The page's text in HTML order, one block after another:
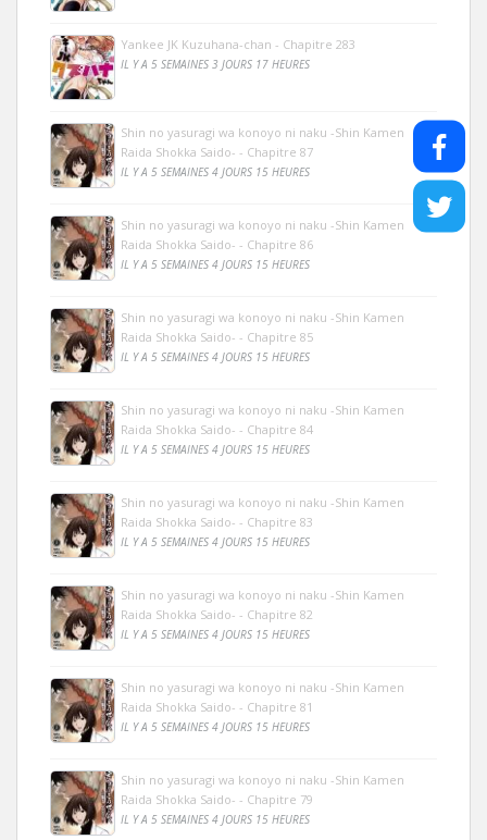
Yankee JK Kuzuhana-chan - Chapitre 283
IL Y A 5 SEMAINES 3 JOURS 17 HEURES
Shin no yasuragi wa konoyo ni naku -Shin Kamen
Raida Shokka Saido- - Chapitre 87
IL Y A 5 SEMAINES 4 JOURS 15 HEURES
Shin no yasuragi wa konoyo ni naku -Shin Kamen
Raida Shokka Saido- - Chapitre 86
IL Y A 5 SEMAINES 4 JOURS 15 HEURES
Shin no yasuragi wa konoyo ni naku -Shin Kamen
Raida Shokka Saido- - Chapitre 85
IL Y A 5 SEMAINES 4 JOURS 15 HEURES
Shin no yasuragi wa konoyo ni naku -Shin Kamen
Raida Shokka Saido- - Chapitre 84
IL Y A 5 SEMAINES 4 JOURS 15 HEURES
Shin no yasuragi wa konoyo ni naku -Shin Kamen
Raida Shokka Saido- - Chapitre 83
IL Y A 5 SEMAINES 4 JOURS 15 HEURES
Shin no yasuragi wa konoyo ni naku -Shin Kamen
Raida Shokka Saido- - Chapitre 82
IL Y A 5 SEMAINES 4 JOURS 15 HEURES
Shin no yasuragi wa konoyo ni naku -Shin Kamen
Raida Shokka Saido- - Chapitre 81
IL Y A 5 SEMAINES 4 JOURS 15 HEURES
Shin no yasuragi wa konoyo ni naku -Shin Kamen
Raida Shokka Saido- - Chapitre 79
IL Y A 5 SEMAINES 4 JOURS 15 HEURES